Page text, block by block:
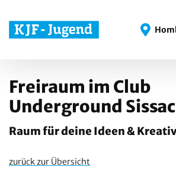
Freiraum im Club
Underground
Raum für deine Ideen &
zurück zur Übersicht